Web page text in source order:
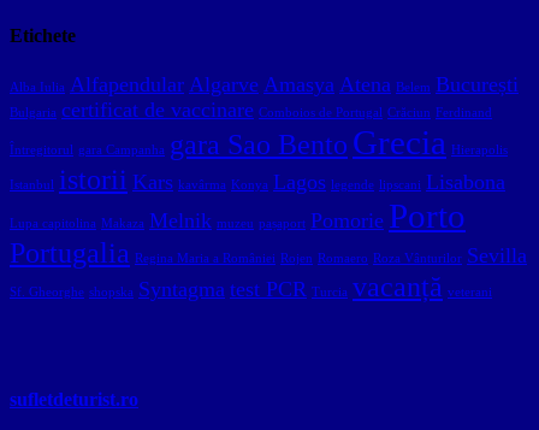
Etichete
Alba Iulia Alfapendular Algarve Amasya Atena Belem București
Bulgaria certificat de vaccinare Comboios de Portugal Crăciun Ferdinand
Întregitorul gara Campanha gara Sao Bento Grecia Hierapolis
Istanbul istorii Kars kavârma Konya Lagos legende lipscani Lisabona
Lupa capitolina Makaza Melnik muzeu pașaport Pomorie Porto
Portugalia Regina Maria a României Rojen Romaero Roza Vânturilor Sevilla
Sf. Gheorghe shopska Syntagma test PCR Turcia vacanță veterani
sufletdeturist.ro